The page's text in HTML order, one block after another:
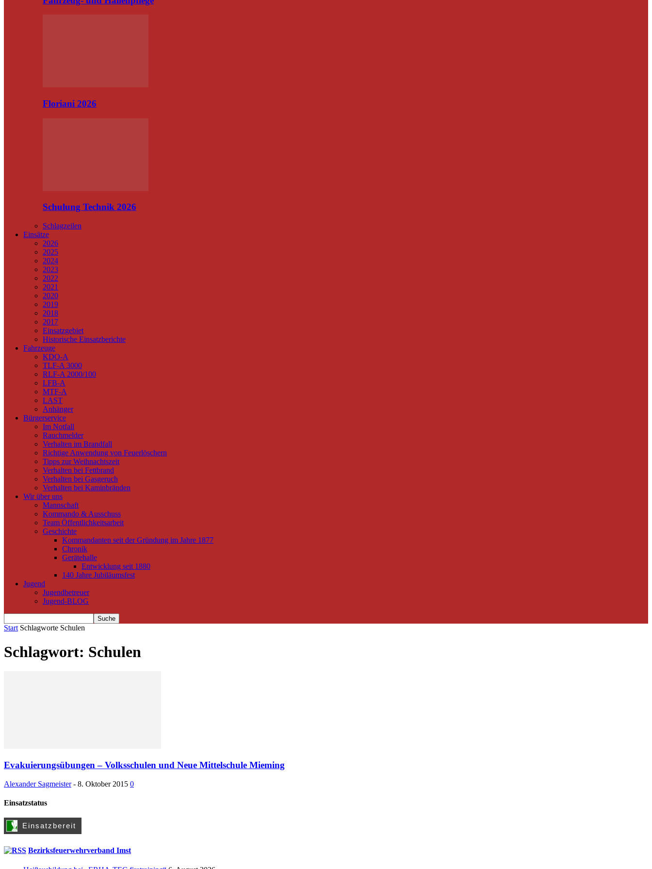
Floriani 2026
Schulung Technik 2026
Schlagzeilen
Einsätze
2026
2025
2024
2023
2022
2021
2020
2019
2018
2017
Einsatzgebiet
Historische Einsatzberichte
Fahrzeuge
KDO-A
TLF-A 3000
RLF-A 2000/100
LFB-A
MTF-A
LAST
Anhänger
Bürgerservice
Im Notfall
Rauchmelder
Verhalten im Brandfall
Richtige Anwendung von Feuerlöschern
Tipps zur Weihnachtszeit
Verhalten bei Fettbrand
Verhalten bei Gasgeruch
Verhalten bei Kaminbränden
Wir über uns
Mannschaft
Kommando & Ausschuss
Team Öffentlichkeitsarbeit
Geschichte
Kommandanten seit der Gründung im Jahre 1877
Chronik
Gerätehalle
Entwicklung seit 1880
140 Jahre Jubiläumsfest
Jugend
Jugendbetreuer
Jugend-BLOG
Start Schlagworte Schulen
Schlagwort: Schulen
Evakuierungsübungen – Volksschulen und Neue Mittelschule Mieming
Alexander Sagmeister - 8. Oktober 2015 0
Einsatzstatus
Bezirksfeuerwehrverband Imst